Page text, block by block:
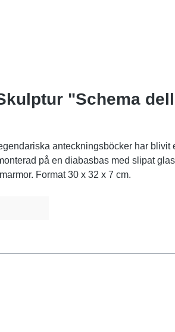
"Schema
anteckningsböcker har
på en diabasbas med slipat
Format 30 x 32 x 7 cm.